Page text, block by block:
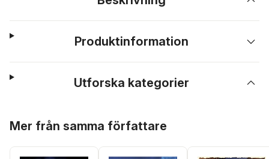
Produktinformation
Utforska kategorier
Mer från samma författare